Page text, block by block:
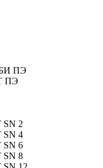
ПЭ
ПЭ
SN 2
SN 4
SN 6
SN 8